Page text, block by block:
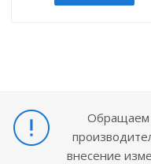
Обращаем
внесение